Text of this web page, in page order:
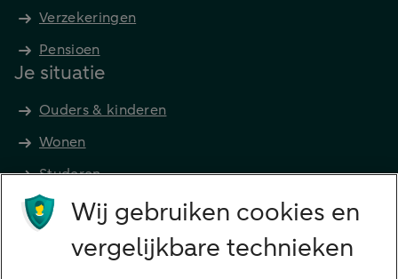
Verzekeringen
Pensioen
Je situatie
Ouders & kinderen
Wonen
Studeren
Preferred Banking
Wij gebruiken cookies en
vergelijkbare technieken